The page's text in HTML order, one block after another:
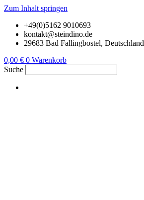
Zum Inhalt springen
+49(0)5162 9010693
kontakt@steindino.de
29683 Bad Fallingbostel, Deutschland
0,00 € 0 Warenkorb
Suche